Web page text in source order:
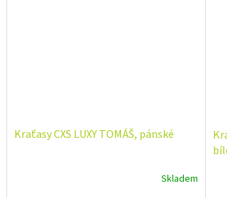
Kraťasy CXS LUXY TOMÁŠ, pánské
Skladem